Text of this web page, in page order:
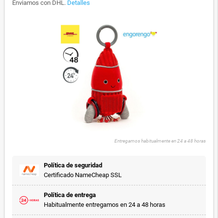
Enviamos con DHL. Detalles
Entregamos habitualmente en 24 a 48 horas
Política de seguridad
Certificado NameCheap SSL
Política de entrega
Habitualmente entregamos en 24 a 48 horas